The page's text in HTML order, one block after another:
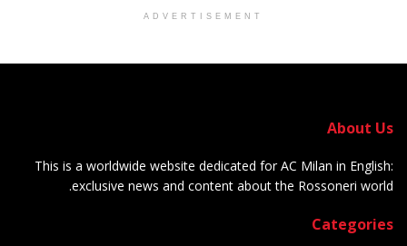
ADVERTISEMENT
About Us
This is a worldwide website dedicated for AC Milan in English:
exclusive news and content about the Rossoneri world.
Categories